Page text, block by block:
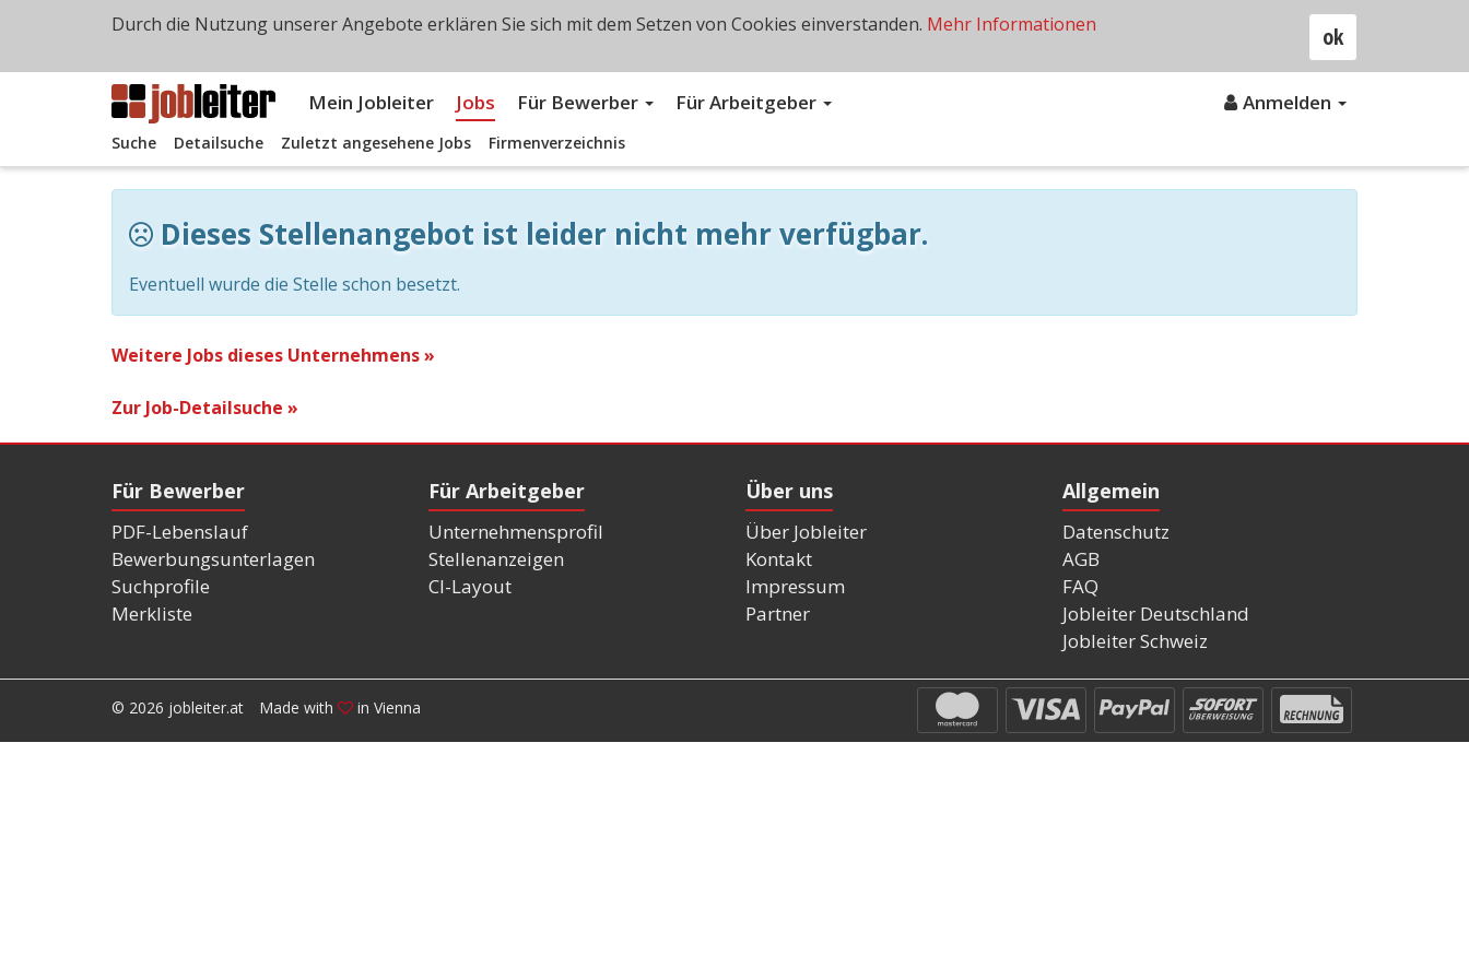
Mein Jobleiter Jobs Für Bewerber Für Arbeitgeber Anmelden
Suche Detailsuche Zuletzt angesehene Jobs Firmenverzeichnis
Dieses Stellenangebot ist leider nicht mehr verfügbar.
Eventuell wurde die Stelle schon besetzt.
Weitere Jobs dieses Unternehmens »
Zur Job-Detailsuche »
Für Bewerber
PDF-Lebenslauf
Bewerbungsunterlagen
Suchprofile
Merkliste
Für Arbeitgeber
Unternehmensprofil
Stellenanzeigen
CI-Layout
Über uns
Über Jobleiter
Kontakt
Impressum
Partner
Allgemein
Datenschutz
AGB
FAQ
Jobleiter Deutschland
Jobleiter Schweiz
© 2026 jobleiter.at Made with in Vienna
ok
Durch die Nutzung unserer Angebote erklären Sie sich mit dem Setzen von Cookies einverstanden. Mehr Informationen